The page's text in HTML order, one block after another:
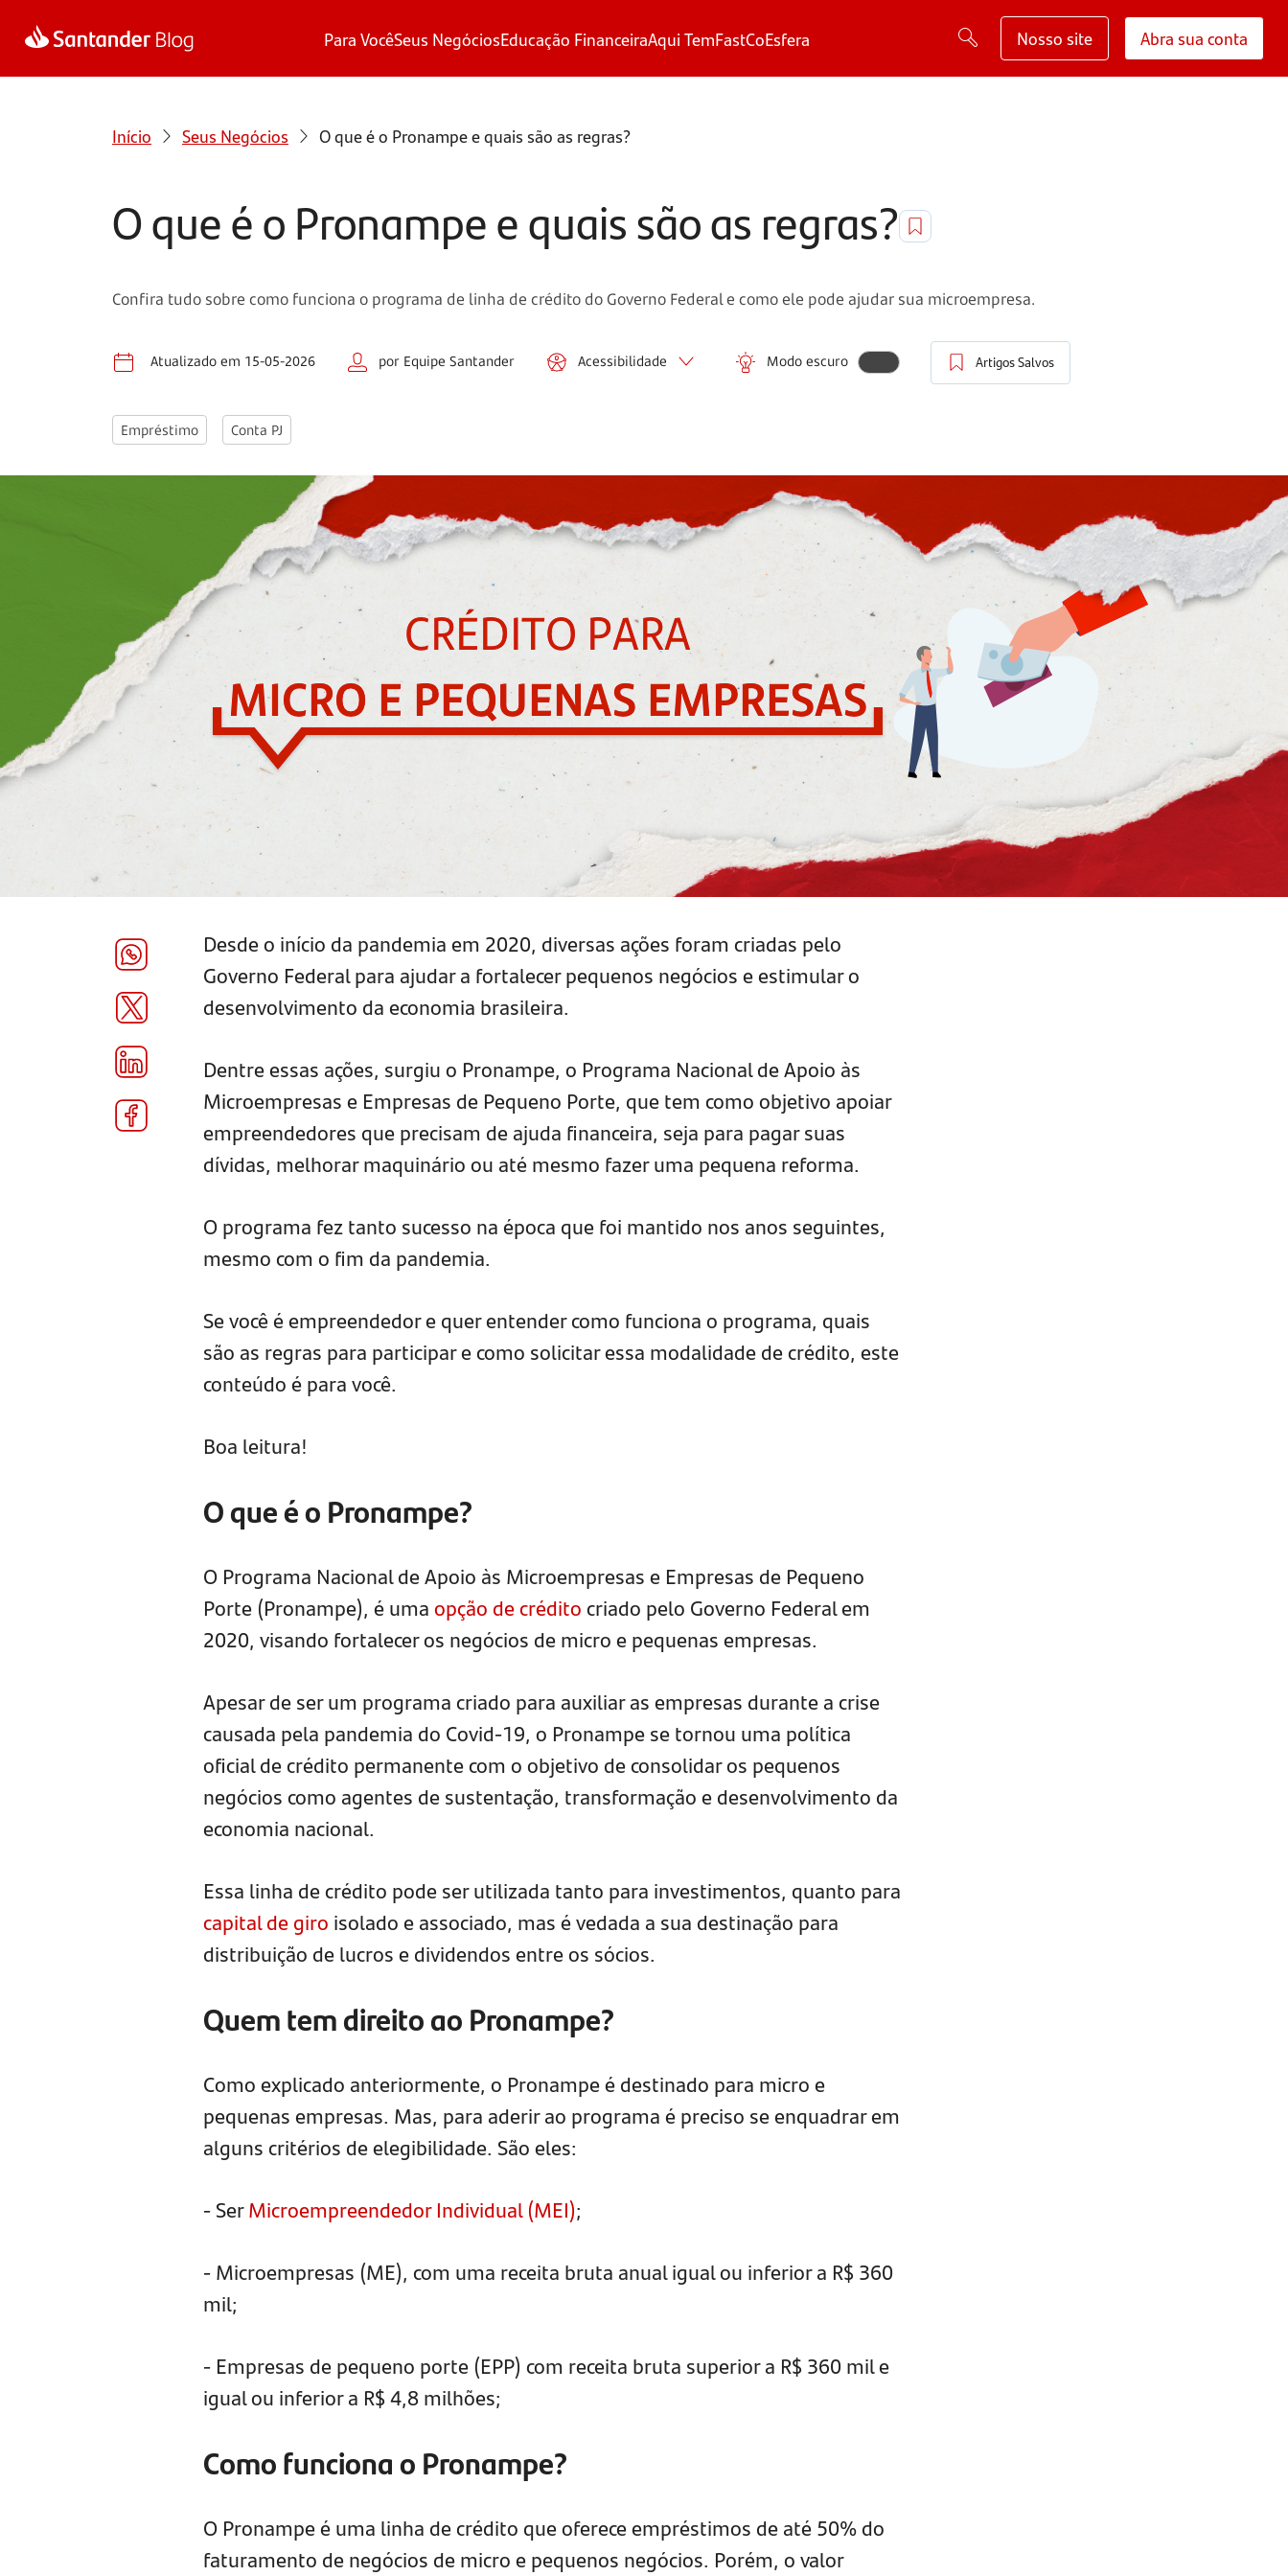
Para VocêSeus NegóciosEducação FinanceiraAqui TemFastCoEsfera Nosso site Abra sua conta
Início Seus Negócios O que é o Pronampe e quais são as regras?
O que é o Pronampe e quais são as regras?
Confira tudo sobre como funciona o programa de linha de crédito do Governo Federal e como ele pode ajudar sua microempresa.
Atualizado em 15-05-2026 por Equipe Santander Acessibilidade Modo escuro Artigos Salvos
Empréstimo Conta PJ
Desde o início da pandemia em 2020, diversas ações foram criadas pelo
Governo Federal para ajudar a fortalecer pequenos negócios e estimular o
desenvolvimento da economia brasileira.
Dentre essas ações, surgiu o Pronampe, o Programa Nacional de Apoio às
Microempresas e Empresas de Pequeno Porte, que tem como objetivo apoiar
empreendedores que precisam de ajuda financeira, seja para pagar suas
dívidas, melhorar maquinário ou até mesmo fazer uma pequena reforma.
O programa fez tanto sucesso na época que foi mantido nos anos seguintes,
mesmo com o fim da pandemia.
Se você é empreendedor e quer entender como funciona o programa, quais
são as regras para participar e como solicitar essa modalidade de crédito, este
conteúdo é para você.
Boa leitura!
O que é o Pronampe?
O Programa Nacional de Apoio às Microempresas e Empresas de Pequeno
Porte (Pronampe), é umaopção de créditocriado pelo Governo Federal em
2020, visando fortalecer os negócios de micro e pequenas empresas.
Apesar de ser um programa criado para auxiliar as empresas durante a crise
causada pela pandemia do Covid-19, o Pronampe se tornou uma política
oficial de crédito permanente com o objetivo de consolidar os pequenos
negócios como agentes de sustentação, transformação e desenvolvimento da
economia nacional.
Essa linha de crédito pode ser utilizada tanto para investimentos, quanto para
capital de giro isolado e associado, mas é vedada a sua destinação para
distribuição de lucros e dividendos entre os sócios.
Quem tem direito ao Pronampe?
Como explicado anteriormente, o Pronampe é destinado para micro e
pequenas empresas. Mas, para aderir ao programa é preciso se enquadrar em
alguns critérios de elegibilidade. São eles:
- SerMicroempreendedor Individual (MEI);
- Microempresas (ME), com uma receita bruta anual igual ou inferior a R$ 360
mil;
- Empresas de pequeno porte (EPP) com receita bruta superior a R$ 360 mil e
igual ou inferior a R$ 4,8 milhões;
Como funciona o Pronampe?
O Pronampe é uma linha de crédito que oferece empréstimos de até 50% do
faturamento de negócios de micro e pequenos negócios. Porém, o valor